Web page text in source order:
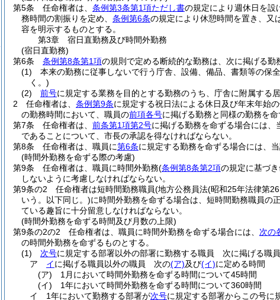
第5条
任命権者は、 条例第3条第1項ただし書の規定により週休日を設
務時間の割振りを定め、 条例第6条の規定により休憩時間を置き、又
容を明示するものとする。
第3章
宿日直勤務及び時間外勤務
(宿日直勤務)
第6条
条例第8条第1項の規則で定める断続的な勤務は、次に掲げる勤
(1)
本来の勤務に従事しないで行う庁舎、設備、備品、書類等の保
く。)
(2)
前号に規定する業務を目的とする勤務のうち、庁舎に附属する
2
任命権者は、 条例第9条に規定する祝日法による休日及び年末年始
の勤務時間において、職員の前項各号に掲げる勤務と同様の勤務を命
第7条
任命権者は、 前条第1項第2号に掲げる勤務を命ずる場合には
であることについて、市長の承認を得なければならない。
第8条
任命権者は、職員に第6条に規定する勤務を命ずる場合には、
(時間外勤務を命ずる際の考慮)
第9条
任命権者は、職員に時間外勤務(条例第8条第2項の規定に基づ
しないように考慮しなければならない。
第9条の2
任命権者は短時間勤務職員(地方公務員法(昭和25年法律第
いう。以下同じ。)に時間外勤務を命ずる場合は、短時間勤務職員の
ている趣旨に十分留意しなければならない。
(時間外勤務を命ずる時間及び月数の上限)
第9条の2の2
任命権者は、職員に時間外勤務を命ずる場合には、 次の
の時間外勤務を命ずるものとする。
(1)
次号に規定する部署以外の部署に勤務する職員 次に掲げる職
ア
イに掲げる職員以外の職員 次の(ア)及び(イ)に定める時間
(ア)
1月において時間外勤務を命ずる時間について45時間
(イ)
1年において時間外勤務を命ずる時間について360時間
イ
1年において勤務する部署が次号に規定する部署からこの号